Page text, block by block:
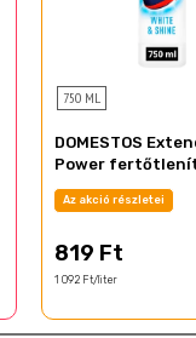
750 ML
DOMESTOS
Power
hatású folyékony
tisztítószer
Az akció részletei
819 Ft
1 092 Ft/liter